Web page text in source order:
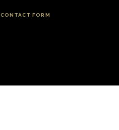
CONTACT FORM